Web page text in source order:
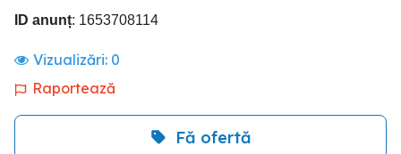
ID anunț: 1653708114
Vizualizări: 0
Raportează
Fă ofertă